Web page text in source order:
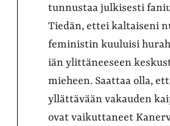
tunnustaa julkisesti
Tiedän, ettei kaltaiseni
feministin kuuluisi
iän ylittäneeseen
mieheen. Saattaa olla,
yllättävään vakauden
ovat vaikuttaneet